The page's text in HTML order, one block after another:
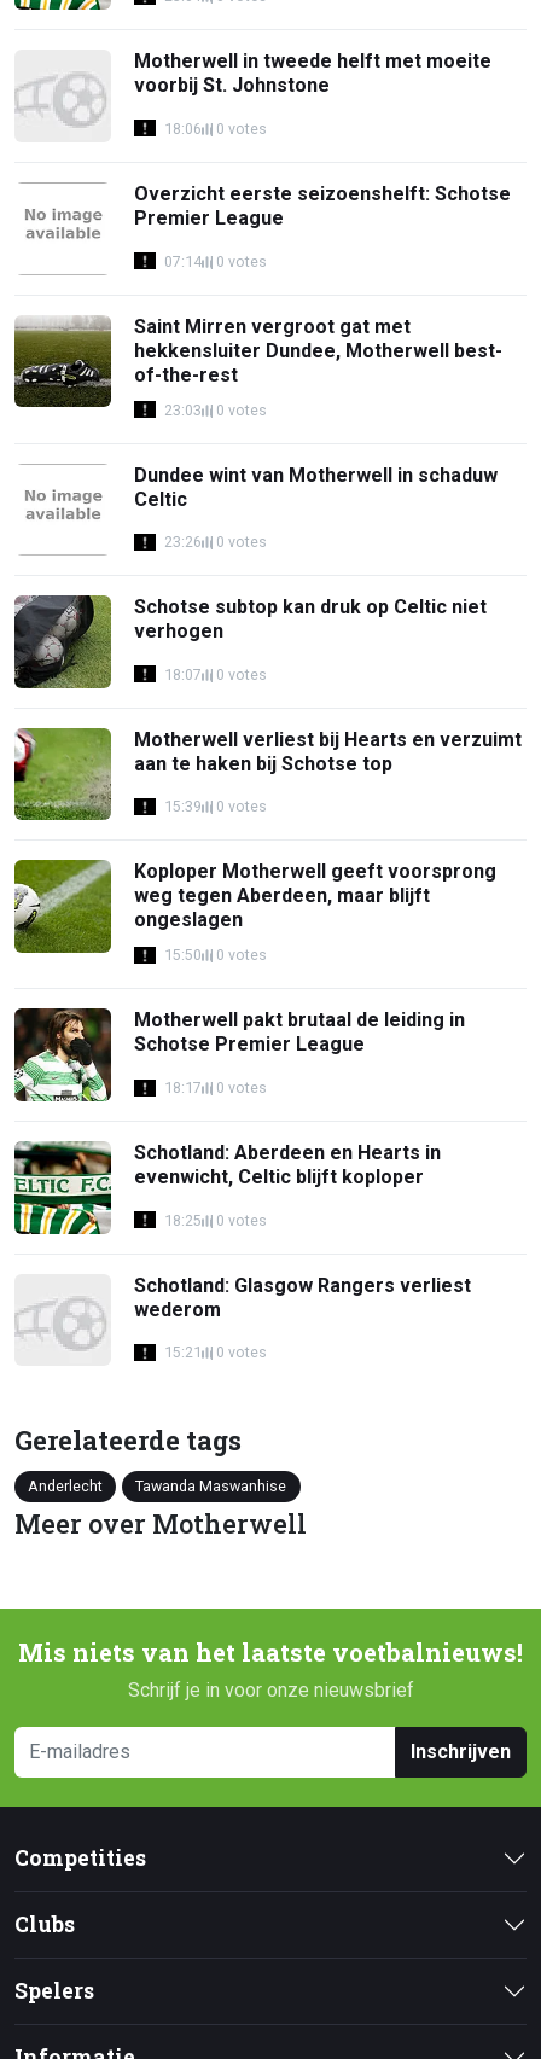
Motherwell in tweede helft met moeite
voorbij St. Johnstone
18:06 0 votes
Overzicht eerste seizoenshelft: Schotse
Premier League
07:14 0 votes
Saint Mirren vergroot gat met
hekkensluiter Dundee, Motherwell best-
of-the-rest
23:03 0 votes
Dundee wint van Motherwell in schaduw
Celtic
23:26 0 votes
Schotse subtop kan druk op Celtic niet
verhogen
18:07 0 votes
Motherwell verliest bij Hearts en verzuimt
aan te haken bij Schotse top
15:39 0 votes
Koploper Motherwell geeft voorsprong
weg tegen Aberdeen, maar blijft
ongeslagen
15:50 0 votes
Motherwell pakt brutaal de leiding in
Schotse Premier League
18:17 0 votes
Schotland: Aberdeen en Hearts in
evenwicht, Celtic blijft koploper
18:25 0 votes
Schotland: Glasgow Rangers verliest
wederom
15:21 0 votes
Gerelateerde tags
Anderlecht Tawanda Maswanhise
Meer over Motherwell
Mis niets van het laatste voetbalnieuws!
Schrijf je in voor onze nieuwsbrief
Inschrijven
Competities
Clubs
Spelers